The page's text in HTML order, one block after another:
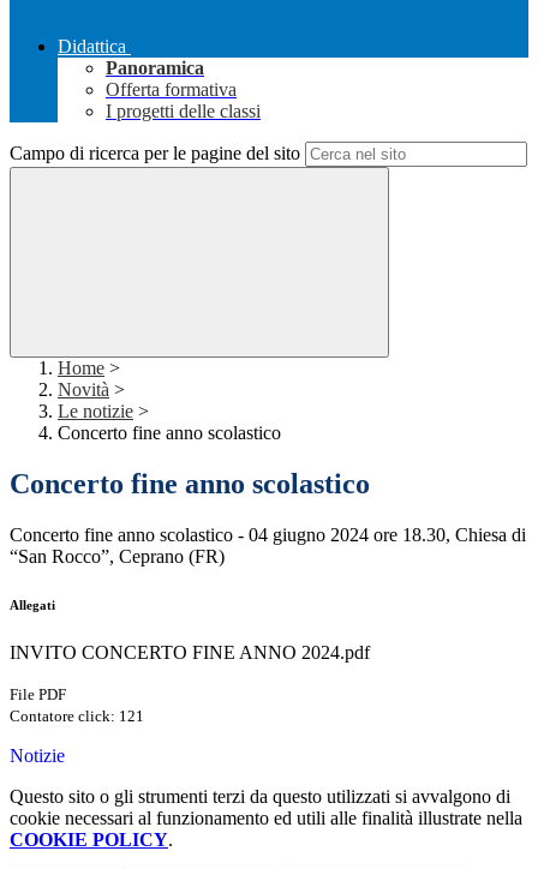
Didattica
Panoramica
Offerta formativa
I progetti delle classi
Campo di ricerca per le pagine del sito
Home >
Novità >
Le notizie >
Concerto fine anno scolastico
Concerto fine anno scolastico
Concerto fine anno scolastico - 04 giugno 2024 ore 18.30, Chiesa di
“San Rocco”, Ceprano (FR)
Allegati
INVITO CONCERTO FINE ANNO 2024.pdf
File PDF
Contatore click: 121
Notizie
Questo sito o gli strumenti terzi da questo utilizzati si avvalgono di
cookie necessari al funzionamento ed utili alle finalità illustrate nella
COOKIE POLICY.